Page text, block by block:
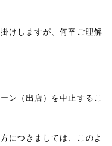
けしますが、何卒ご理解
ン（出店）を中止するこ
につきましては、このよ